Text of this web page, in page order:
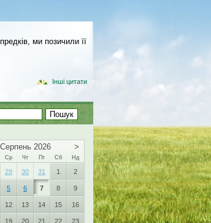
ми позичили її
Інші цитати
Серпень 2026 >
Ср Чт Пт Сб Нд
29 30 31 1 2
5 6 7 8 9
12 13 14 15 16
19 20 21 22 23